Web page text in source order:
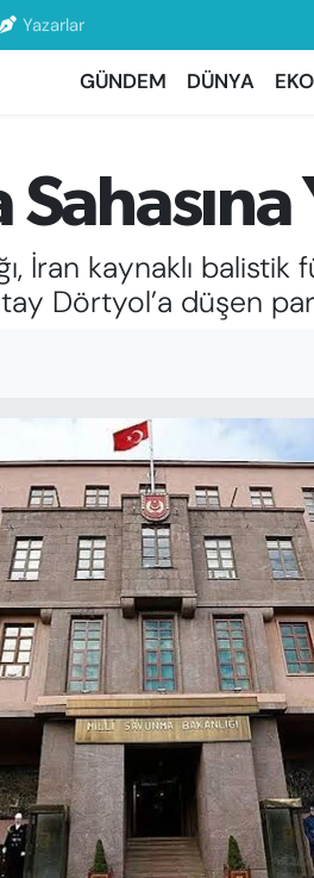
Yazarlar
GÜNDEM DÜNYA
İran kaynaklı
Dörtyol’a düşen